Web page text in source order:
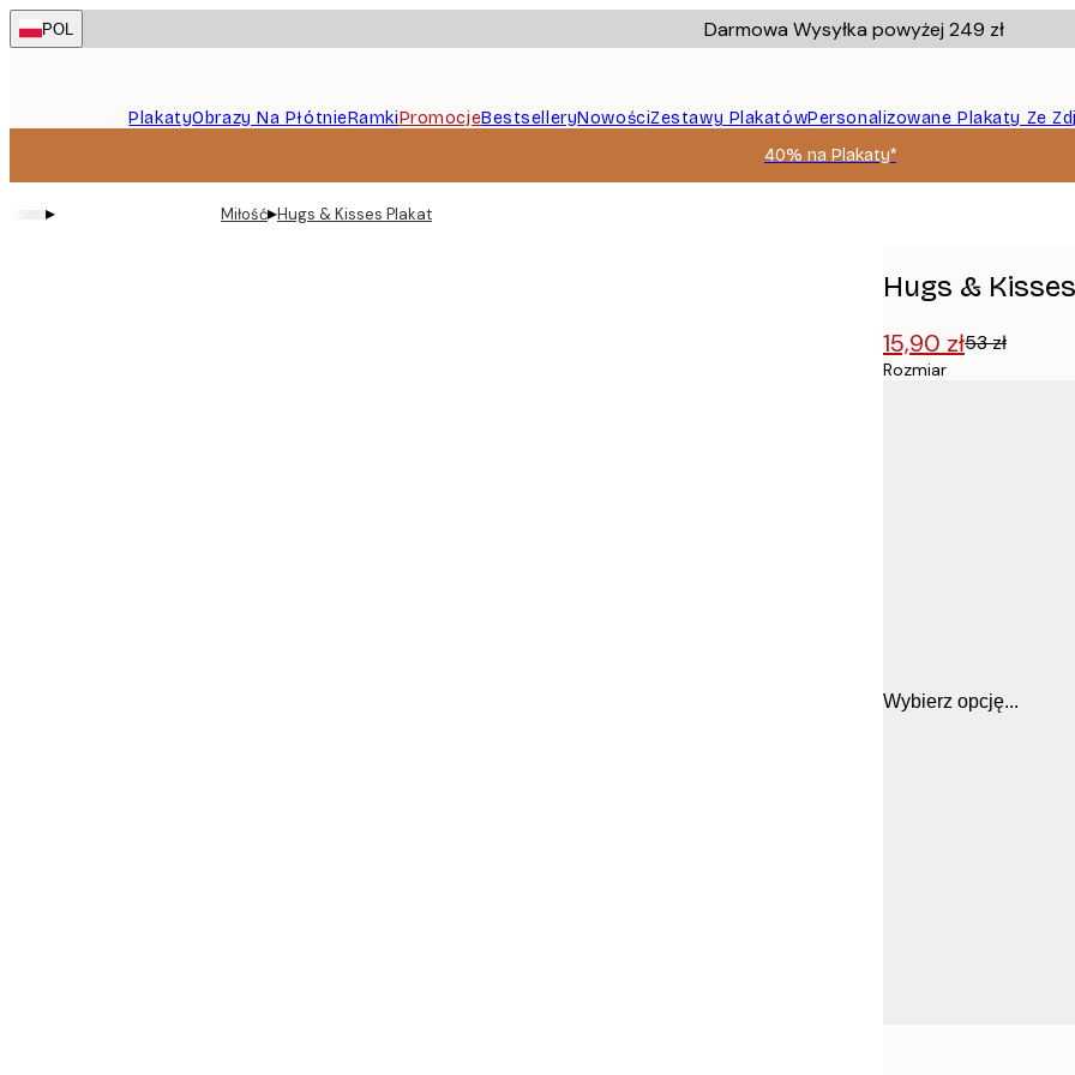
Skip
to
POL Darmowa Wysyłka powyżej 249 zł
PlakatyObrazy Na PłótnieRamkiPromocjeBestselleryNowościZestawy PlakatówPersonalizowane Plakaty Ze
40% na Plakaty*
▸ Miłość▸Hugs & Kisses Plakat
Hugs &
15,90 zł53 zł
Rozmiar
Wybierz opcję...